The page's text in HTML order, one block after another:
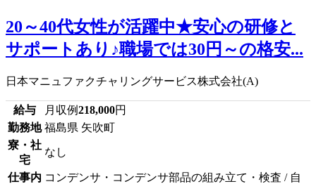
20～40代女性が活躍中★安心の研修と
サポートあり♪職場では30円～の格安...
日本マニュファクチャリングサービス株式会社(A)
給与 月収例218,000円
勤務地 福島県 矢吹町
寮・社
宅
なし
仕事内 コンデンサ・コンデンサ部品の組み立て・検査 / 自